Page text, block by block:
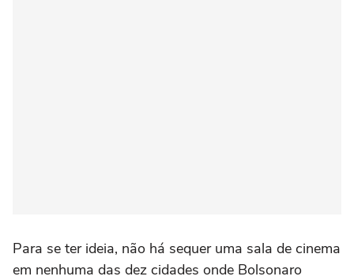
Para se ter ideia, não há sequer uma sala de cinema
em nenhuma das dez cidades onde Bolsonaro